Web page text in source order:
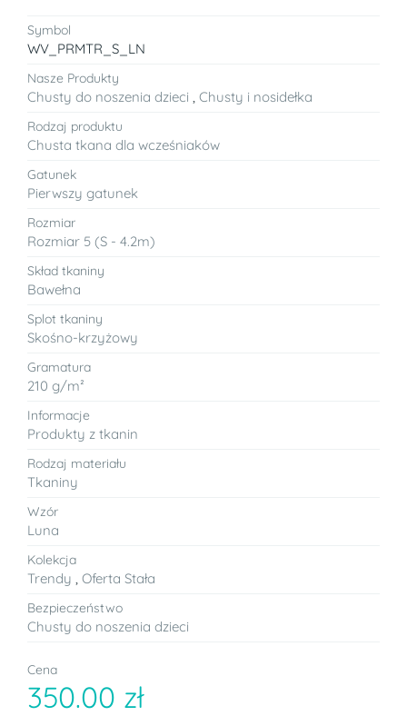
Symbol
WV_PRMTR_S_LN
Nasze Produkty
Chusty do noszenia dzieci Chusty i nosidełka
Rodzaj produktu
Chusta tkana dla wcześniaków
Gatunek
Pierwszy gatunek
Rozmiar
Rozmiar 5 (S - 4.2m)
Skład tkaniny
Bawełna
Splot tkaniny
Skośno-krzyżowy
Gramatura
210 g/m²
Informacje
Produkty z tkanin
Rodzaj materiału
Tkaniny
Wzór
Luna
Kolekcja
Trendy Oferta Stała
Bezpieczeństwo
Chusty do noszenia dzieci
Cena
350.00 zł